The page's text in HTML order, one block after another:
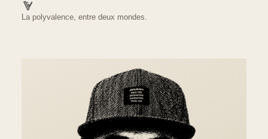
La polyvalence, entre deux mondes.